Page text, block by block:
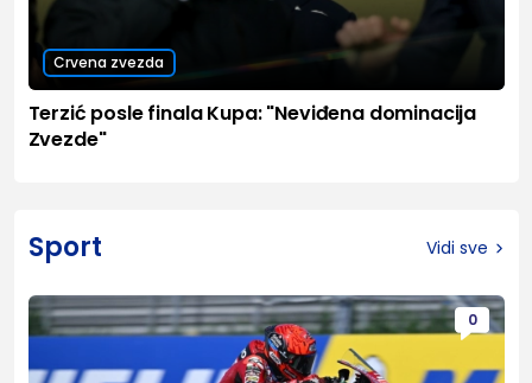
Crvena zvezda
Terzić posle finala Kupa: "Neviđena dominacija
Zvezde"
Sport Vidi sve
0